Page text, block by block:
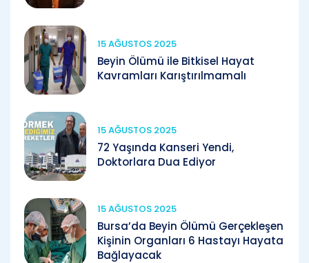
15 AĞUSTOS 2025
Beyin Ölümü ile Bitkisel Hayat
Kavramları Karıştırılmamalı
15 AĞUSTOS 2025
72 Yaşında Kanseri Yendi,
Doktorlara Dua Ediyor
15 AĞUSTOS 2025
Bursa’da Beyin Ölümü Gerçekleşen
Kişinin Organları 6 Hastayı Hayata
Bağlayacak